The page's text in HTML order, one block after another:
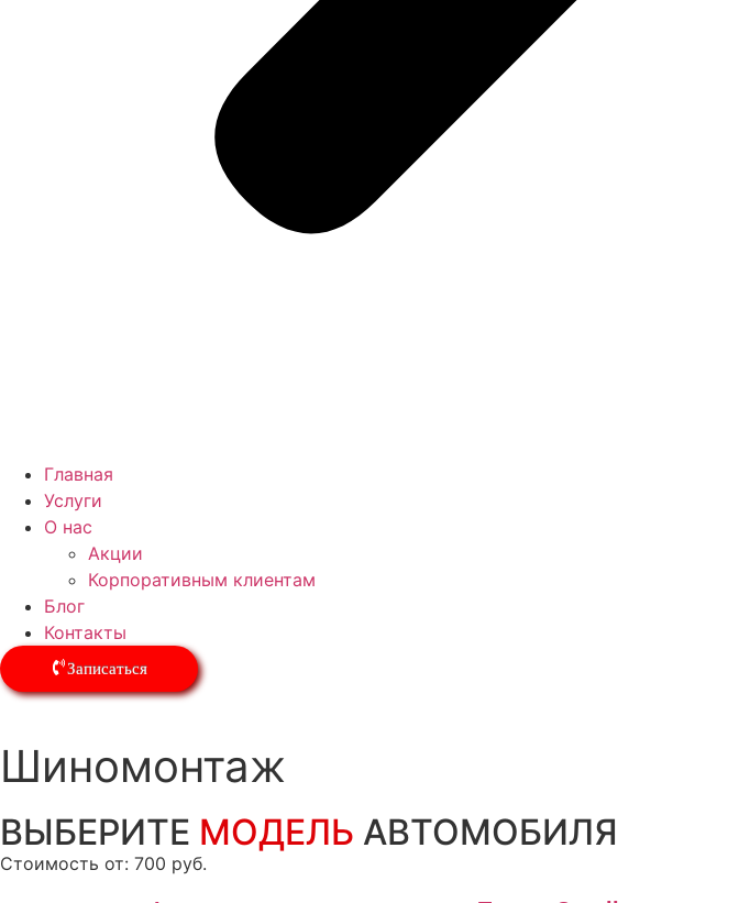
Главная
Услуги
О нас
Акции
Корпоративным клиентам
Блог
Контакты
Записаться
Шиномонтаж
ВЫБЕРИТЕ МОДЕЛЬ АВТОМОБИЛЯ
Стоимость от: 700 руб.